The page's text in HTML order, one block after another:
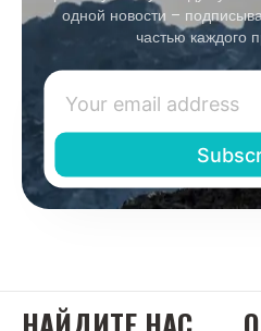
одной новости –
частью каждого